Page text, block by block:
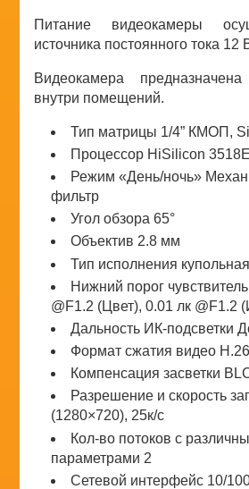
Питание видеокамеры
источника постоянного тока 12
Видеокамера
внутри помещений.
Тип матрицы 1/4” КМОП,
Процессор HiSilicon 3518E
Режим «День/ночь»
фильтр
Угол обзора 65°
Объектив 2.8 мм
Тип исполнения купольная
Нижний порог
@F1.2 (Цвет), 0.01 лк @F1.2
Дальность ИК-подсветки
Формат сжатия видео
Компенсация засветки
Разрешение и скорость
(1280×720), 25к/с
Кол-во потоков c
параметрами 2
Сетевой интерфейс 10/